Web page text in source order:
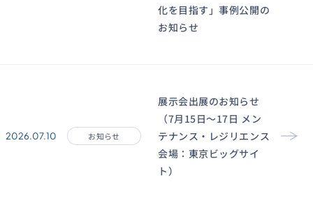
化を目指す」事例公開の
お知らせ
2026.07.10 お知らせ
展示会出展のお知らせ
（7月15日〜17日 メン
テナンス・レジリエンス
会場：東京ビッグサイ
ト）